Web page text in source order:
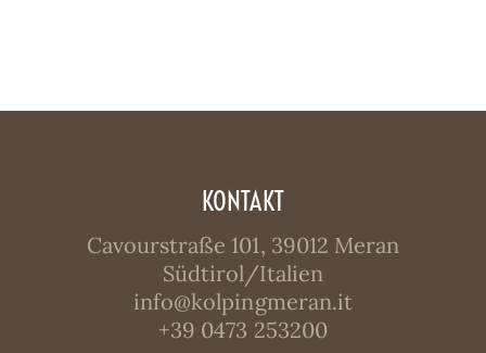
KONTAKT
Cavourstraße 101, 39012 Meran
Südtirol/Italien
info@kolpingmeran.it
+39 0473 253200